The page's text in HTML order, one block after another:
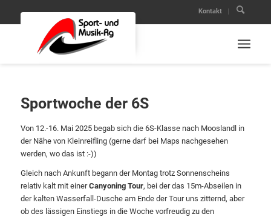
Kontakt
Sportwoche der 6S
Von 12.-16. Mai 2025 begab sich die 6S-Klasse nach Mooslandl in
der Nähe von Kleinreifling (gerne darf bei Maps nachgesehen
werden, wo das ist :-))
Gleich nach Ankunft begann der Montag trotz Sonnenscheins
relativ kalt mit einerCanyoning Tour, bei der das 15m-Abseilen in
der kalten Wasserfall-Dusche am Ende der Tour uns zitternd, aber
ob des lässigen Einstiegs in die Woche vorfreudig zu den